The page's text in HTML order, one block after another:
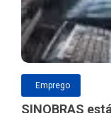
Emprego
SINOBRAS